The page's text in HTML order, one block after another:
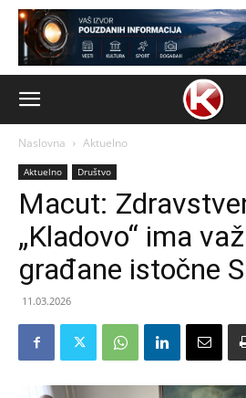
Naslovna Aktuelno
Aktuelno Društvo
Macut:
„Kladovo“ ima
građane istočne
11.03.2026